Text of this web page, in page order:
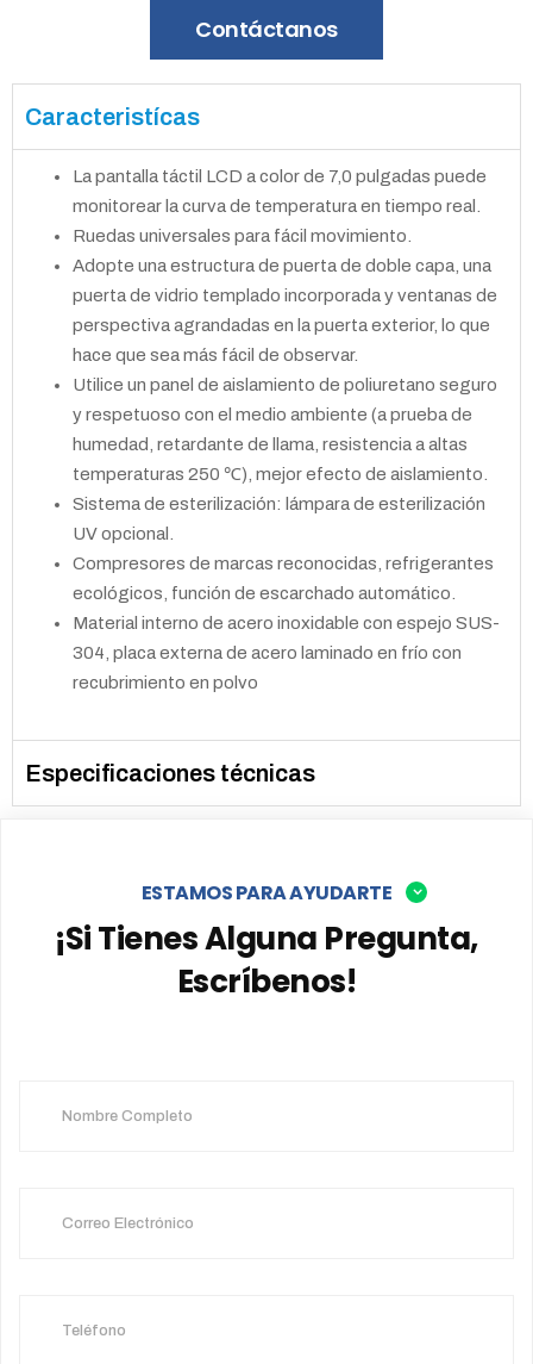
Contáctanos
Caracteristícas
La pantalla táctil LCD a color de 7,0 pulgadas puede
monitorear la curva de temperatura en tiempo real.
Ruedas universales para fácil movimiento.
Adopte una estructura de puerta de doble capa, una
puerta de vidrio templado incorporada y ventanas de
perspectiva agrandadas en la puerta exterior, lo que
hace que sea más fácil de observar.
Utilice un panel de aislamiento de poliuretano seguro
y respetuoso con el medio ambiente (a prueba de
humedad, retardante de llama, resistencia a altas
temperaturas 250 ℃), mejor efecto de aislamiento.
Sistema de esterilización: lámpara de esterilización
UV opcional.
Compresores de marcas reconocidas, refrigerantes
ecológicos, función de escarchado automático.
Material interno de acero inoxidable con espejo SUS-
304, placa externa de acero laminado en frío con
recubrimiento en polvo
Especificaciones técnicas
ESTAMOS PARA AYUDARTE
¡Si Tienes Alguna Pregunta,
Escríbenos!